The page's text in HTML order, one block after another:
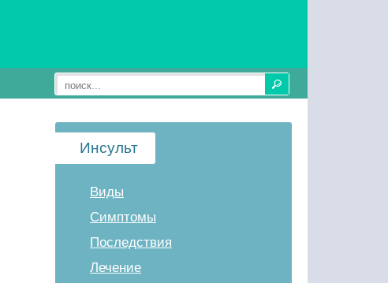
Инсульт
Виды
Симптомы
Последствия
Лечение